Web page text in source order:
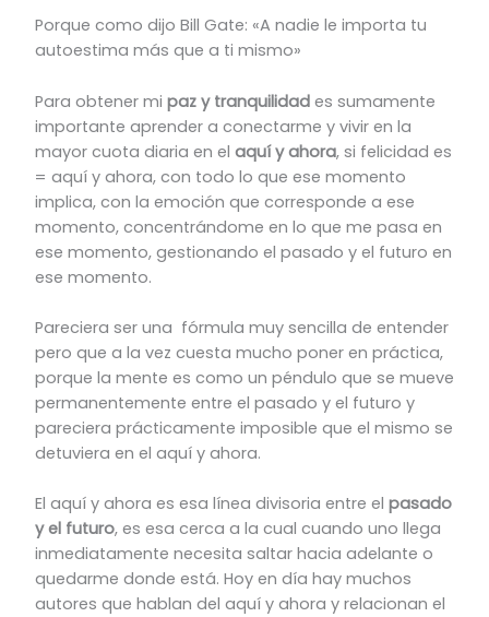
Porque como dijo Bill Gate: «A nadie le importa tu
autoestima más que a ti mismo»
Para obtener mi paz y tranquilidades sumamente
importante aprender a conectarme y vivir en la
mayor cuota diaria en el aquí y ahora, si felicidad es
= aquí y ahora, con todo lo que ese momento
implica, con la emoción que corresponde a ese
momento, concentrándome en lo que me pasa en
ese momento, gestionando el pasado y el futuro en
ese momento.
Pareciera ser una fórmula muy sencilla de entender
pero que a la vez cuesta mucho poner en práctica,
porque la mente es como un péndulo que se mueve
permanentemente entre el pasado y el futuro y
pareciera prácticamente imposible que el mismo se
detuviera en el aquí y ahora.
El aquí y ahora es esa línea divisoria entre el pasado
y el futuro, es esa cerca a la cual cuando uno llega
inmediatamente necesita saltar hacia adelante o
quedarme donde está. Hoy en día hay muchos
autores que hablan del aquí y ahora y relacionan el